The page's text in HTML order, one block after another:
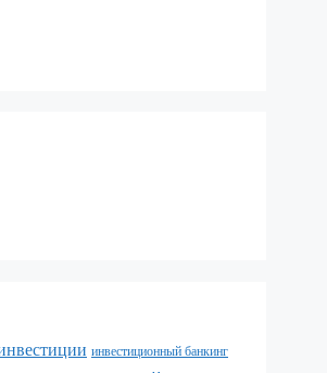
инвестиционный банкинг